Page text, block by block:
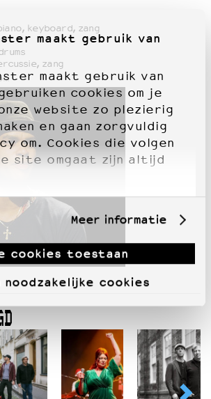
maakt gebruik van
maakt gebruik van
cookies om je
website zo plezierig
en gaan zorgvuldig
om. Cookies die volgen
site omgaat zijn altijd
Meer informatie
cookies toestaan
noodzakelijke cookies
keyboard, zang
zang